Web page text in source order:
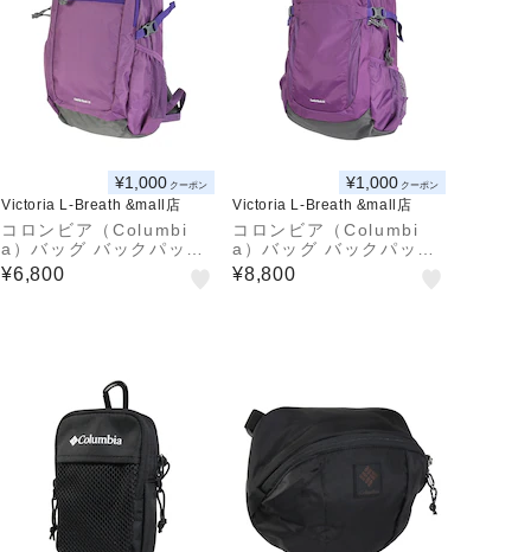
¥1,000 クーポン
Victoria L-Breath &mall店
コロンビア（Columbi
a）バッグ バックパック
リュック キャッスルロッ
ク 15L バックパックII P
¥6,800
¥1,000 クーポン
Victoria L-Breath &mall店
コロンビア（Columbi
a）バッグ バックパック
リュック キャッスルロッ
ク 25L バックパックII P
¥8,800